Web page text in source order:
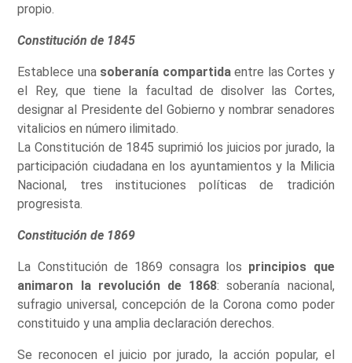
propio.
Constitución de 1845
Establece una soberanía compartidaentre las Cortes y
el Rey, que tiene la facultad de disolver las Cortes,
designar al Presidente del Gobierno y nombrar senadores
vitalicios en número ilimitado.
La Constitución de 1845 suprimió los juicios por jurado, la
participación ciudadana en los ayuntamientos y la Milicia
Nacional, tres instituciones políticas de tradición
progresista.
Constitución de 1869
La Constitución de 1869 consagra los principios que
animaron la revolución de 1868: soberanía nacional,
sufragio universal, concepción de la Corona como poder
constituido y una amplia declaración derechos.
Se reconocen el juicio por jurado, la acción popular, el